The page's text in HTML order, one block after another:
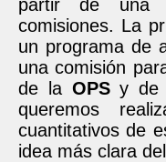
partir de una
comisiones. La
un programa de
una comisión
de la OPSy de
queremos
cuantitativos de
idea más clara